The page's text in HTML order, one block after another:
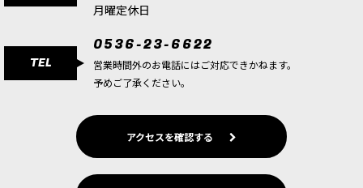
月曜定休日
TEL
0536-23-6622
営業時間外のお電話にはご対応できかねます。
予めご了承ください。
アクセスを確認する